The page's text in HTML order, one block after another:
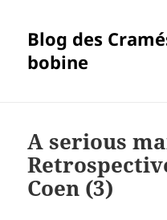
Blog des
bobine
A serious
Coen (3)